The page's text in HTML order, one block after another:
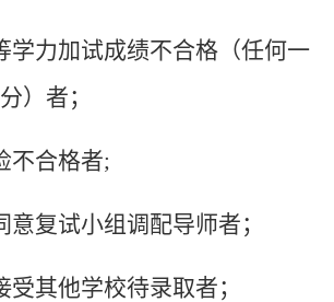
学力加试成绩不合格（任何一
分）者；
不合格者;
意复试小组调配导师者；
受其他学校待录取者；